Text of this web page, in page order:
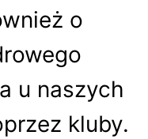
o
u naszych
kluby.